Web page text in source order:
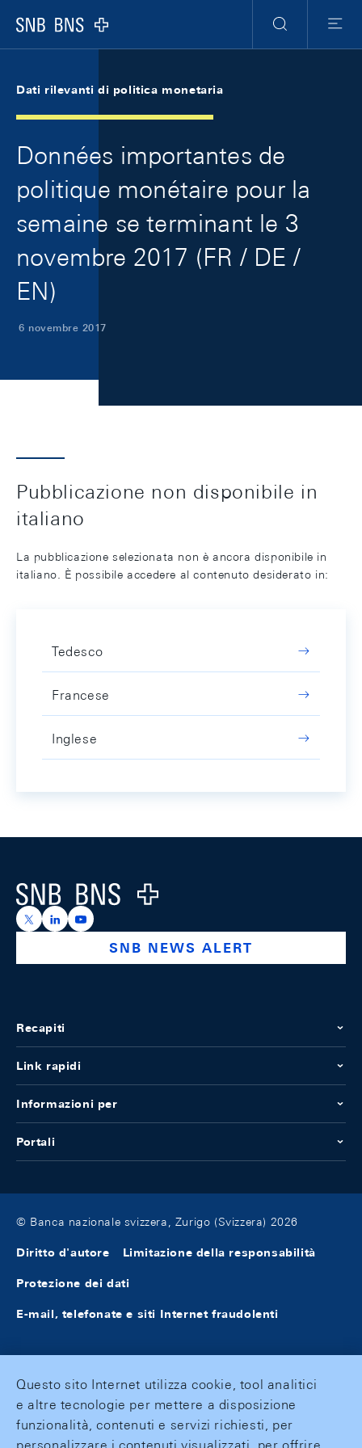
Logo
Ricerca
Menu
Dati rilevanti di politica monetaria
Données importantes de
politique monétaire pour la
semaine se terminant le 3
novembre 2017 (FR / DE /
EN)
6 novembre 2017
Pubblicazione non disponibile in
italiano
La pubblicazione selezionata non è ancora disponibile in
italiano. È possibile accedere al contenuto desiderato in:
Tedesco
Francese
Inglese
Logo
https://x.com/snb_bns
https://ch.linkedin.com/company/swiss-national-
https://www.youtube.com/@swissnationalbank
SNB NEWS ALERT
Recapiti
Link rapidi
Informazioni per
Portali
© Banca nazionale svizzera, Zurigo (Svizzera) 2026
Diritto d'autore Limitazione della responsabilità
Protezione dei dati
E-mail, telefonate e siti Internet fraudolenti
Questo sito Internet utilizza cookie, tool analitici
e altre tecnologie per mettere a disposizione
funzionalità, contenuti e servizi richiesti, per